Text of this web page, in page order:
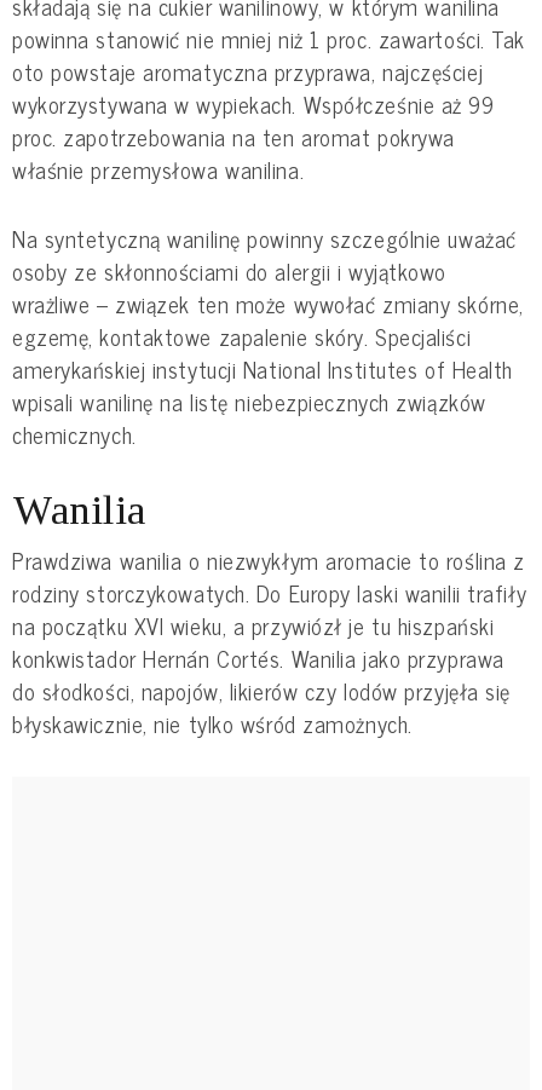
powinna stanowić nie mniej niż 1 proc. zawartości. Tak
oto powstaje aromatyczna przyprawa, najczęściej
wykorzystywana w wypiekach. Współcześnie aż 99
proc. zapotrzebowania na ten aromat pokrywa
właśnie przemysłowa wanilina.
Na syntetyczną wanilinę powinny szczególnie uważać
osoby ze skłonnościami do alergii i wyjątkowo
wrażliwe – związek ten może wywołać zmiany skórne,
egzemę, kontaktowe zapalenie skóry. Specjaliści
amerykańskiej instytucji National Institutes of Health
wpisali wanilinę na listę niebezpiecznych związków
chemicznych.
Wanilia
Prawdziwa wanilia o niezwykłym aromacie to roślina z
rodziny storczykowatych. Do Europy laski wanilii trafiły
na początku XVI wieku, a przywiózł je tu hiszpański
konkwistador Hernán Cortés. Wanilia jako przyprawa
do słodkości, napojów, likierów czy lodów przyjęła się
błyskawicznie, nie tylko wśród zamożnych.